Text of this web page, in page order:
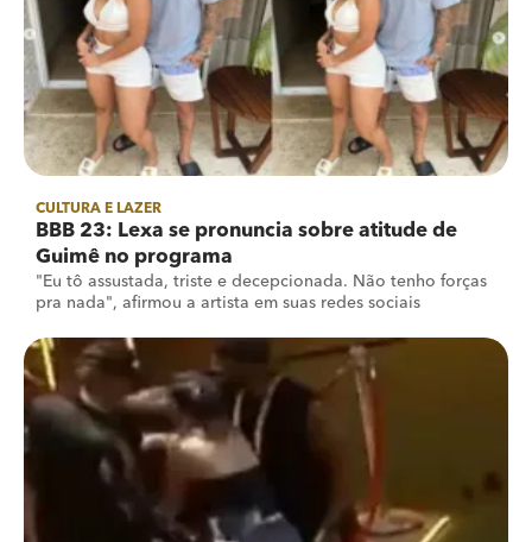
CULTURA E LAZER
BBB 23: Lexa se pronuncia sobre atitude de
Guimê no programa
"Eu tô assustada, triste e decepcionada. Não tenho forças
pra nada", afirmou a artista em suas redes sociais